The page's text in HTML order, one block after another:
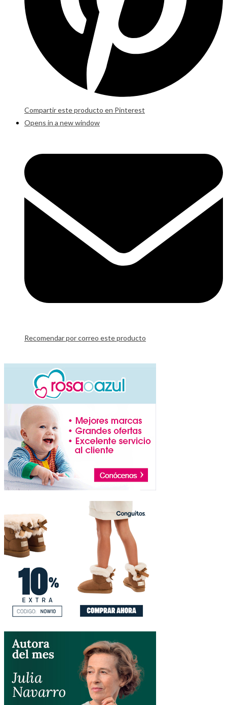
Compartir este producto en Pinterest
Opens in a new window
Recomendar por correo este producto